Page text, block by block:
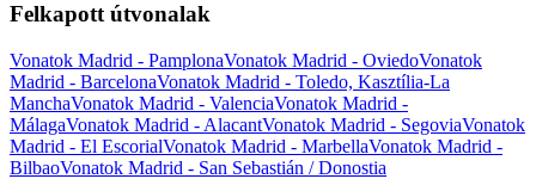
Felkapott útvonalak
Vonatok Madrid - PamplonaVonatok Madrid - OviedoVonatok
Madrid - BarcelonaVonatok Madrid - Toledo, Kasztília-La
ManchaVonatok Madrid - ValenciaVonatok Madrid -
MálagaVonatok Madrid - AlacantVonatok Madrid - SegoviaVonatok
Madrid - El EscorialVonatok Madrid - MarbellaVonatok Madrid -
BilbaoVonatok Madrid - San Sebastián / Donostia